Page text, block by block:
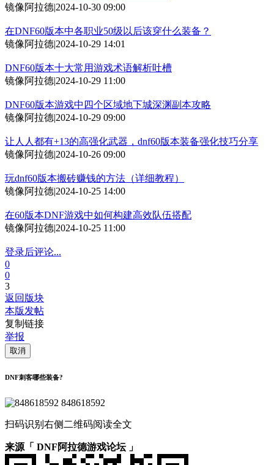
镜像阿拉德|2024-10-30 09:00
在DNF60版本中各职业50级以后该穿什么装备？
镜像阿拉德|2024-10-29 14:01
DNF60版本十大常用游戏术语解析吐槽
镜像阿拉德|2024-10-29 11:00
DNF60版本游戏中四个区域地下城深渊副本攻略
镜像阿拉德|2024-10-29 09:00
让人人都有+13的高强化武器，dnf60版本装备强化技巧分享
镜像阿拉德|2024-10-26 09:00
玩dnf60版本搬砖赚钱的方法（详细教程）
镜像阿拉德|2024-10-25 14:00
在60版本DNF游戏中如何构建高效队伍搭配
镜像阿拉德|2024-10-25 11:00
登录后评论...
0
0
3
返回版块
本版发帖
复制链接
举报
取消
DNF刺客哪些装备?
848618592
扫码识别右侧二维码阅读全文
来源「 DNF阿拉德游戏论坛 」